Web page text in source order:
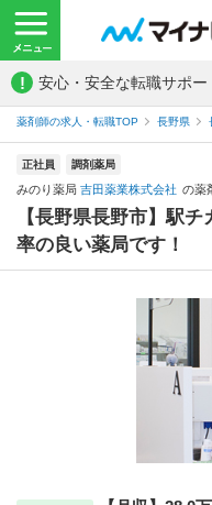
! 安心・安全な転職サポー
薬剤師の求人・転職TOP 長野県
正社員 調剤薬局
みのり薬局 吉田薬業株式会社 の薬
【長野県長野市】駅
率の良い薬局です！